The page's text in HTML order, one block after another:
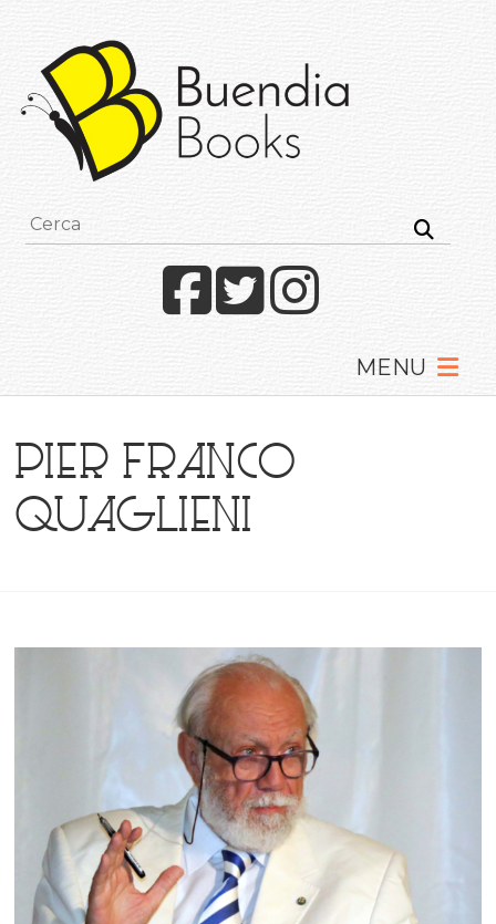
Buendia
Books
ali
Facebook
Twitter
Pier Franco
Quaglieni